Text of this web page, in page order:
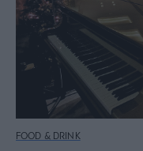
FOOD & DRINK